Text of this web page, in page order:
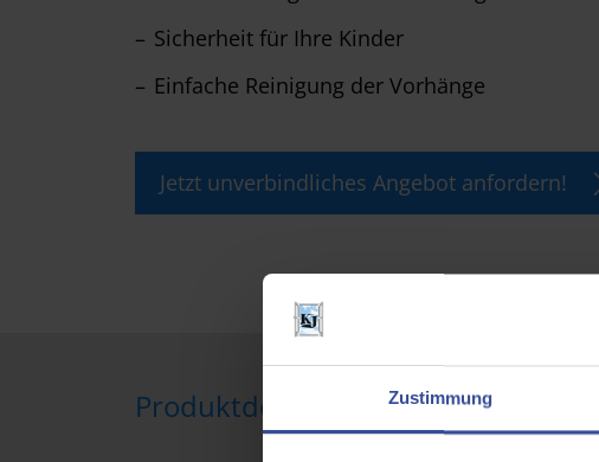
Zustimmung
Sicherheit für Ihre Kinder
Einfache Reinigung der Vorhänge
Jetzt unverbindliches Angebot anfordern!
Produktdetails